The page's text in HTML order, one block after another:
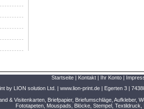
Startseite| Kontakt| Ihr Konto|
by LION solution Ltd. | www.lion-print.de| Egerten 3 |
& Visitenkarten, Briefpapier, Briefumschläge,
Fototapeten, Mouspads, Blöcke, Stempel,